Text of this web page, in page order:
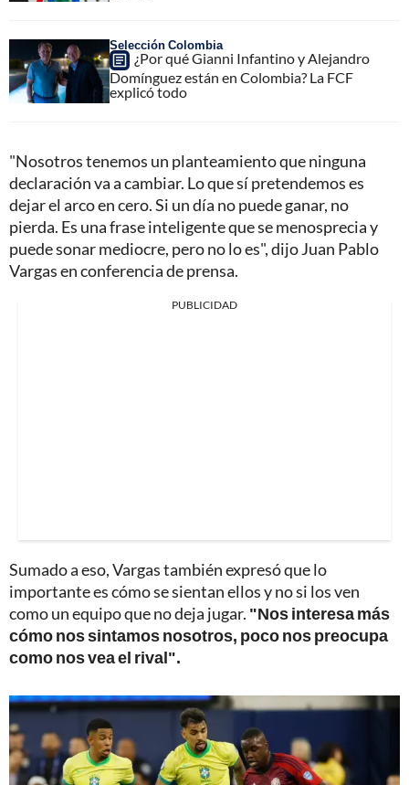
Selección Colombia
¿Por qué Gianni Infantino y Alejandro
Domínguez están en Colombia? La FCF
explicó todo
"Nosotros tenemos un planteamiento que ninguna
declaración va a cambiar. Lo que sí pretendemos es
dejar el arco en cero. Si un día no puede ganar, no
pierda. Es una frase inteligente que se menosprecia y
puede sonar mediocre, pero no lo es", dijo Juan Pablo
Vargas en conferencia de prensa.
PUBLICIDAD
Sumado a eso, Vargas también expresó que lo
importante es cómo se sientan ellos y no si los ven
como un equipo que no deja jugar. "Nos interesa más
cómo nos sintamos nosotros, poco nos preocupa
como nos vea el rival".